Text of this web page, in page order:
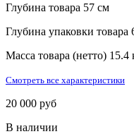
Глубина товара 57 см
Глубина упаковки товара
Масса товара (нетто) 15.4
Смотреть все характеристики
20 000 руб
В наличии